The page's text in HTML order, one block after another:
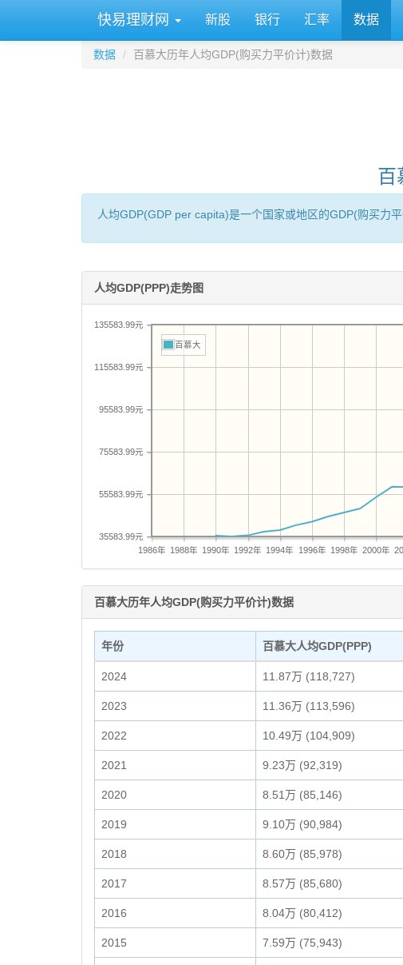
快易理财网 新股 银行 汇率 数据
数据 百慕大历年人均GDP(购买力平价计)数据
百
人均GDP(GDP per capita)是一个国家或地区的GDP(购买力
人均GDP(PPP)走势图
1986年 1988年 1990年 1992年 1994年 1996年 1998年 2000年
35583.99元
55583.99元
75583.99元
95583.99元
115583.99元
135583.99元
百慕大
百慕大历年人均GDP(购买力平价计)数据
年份 百慕大人均GDP(PPP)
2024 11.87万 (118,727)
2023 11.36万 (113,596)
2022 10.49万 (104,909)
2021 9.23万 (92,319)
2020 8.51万 (85,146)
2019 9.10万 (90,984)
2018 8.60万 (85,978)
2017 8.57万 (85,680)
2016 8.04万 (80,412)
2015 7.59万 (75,943)